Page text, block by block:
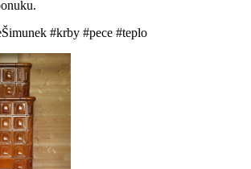
#krby #pece #teplo